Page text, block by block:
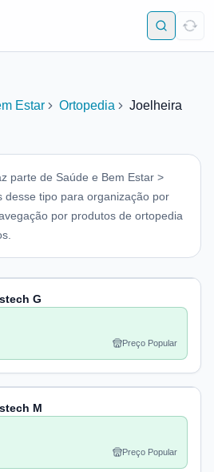
Estar Ortopedia Joelheira
parte de Saúde e Bem Estar >
desse tipo para organização por
por produtos de ortopedia
G
Preço Popular
M
Preço Popular